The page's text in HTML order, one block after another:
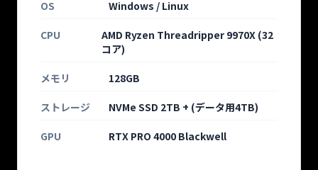
OS Windows / Linux
CPU
AMD Ryzen Threadripper 9970X (32
コア)
メモリ 128GB
ストレージ NVMe SSD 2TB + (データ用4TB)
GPU RTX PRO 4000 Blackwell